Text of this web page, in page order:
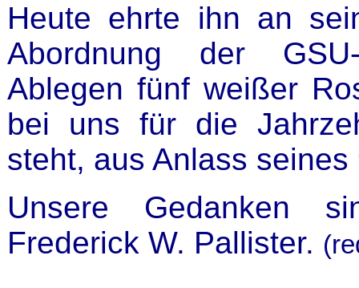
Heute ehrte ihn an
Abordnung der
Ablegen fünf weißer
bei uns für die
steht, aus Anlass
Unsere Gedanken
Frederick W. Pallister.